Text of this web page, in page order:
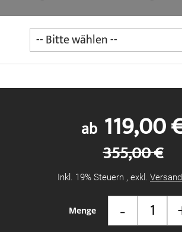
Menge -
ab 119,00
355,00 €
Inkl. 19% Steuern , exkl.